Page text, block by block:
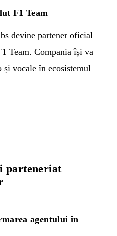
F1 Team
devine partener oficial
Team. Compania își va
și vocale în ecosistemul
parteneriat
agentului în